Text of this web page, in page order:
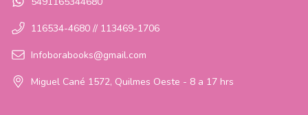
116534-4680 // 113469-1706
Infoborabooks@gmail.com
Miguel Cané 1572, Quilmes Oeste - 8 a 17 hrs